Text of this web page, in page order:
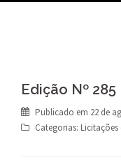
Edição Nº 285
Publicado em 22 de
Categorias: